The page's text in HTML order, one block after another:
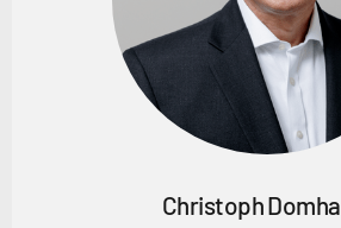
Christoph